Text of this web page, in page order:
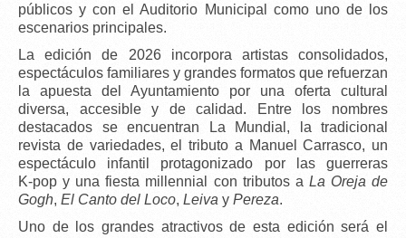
públicos y con elAuditorio Municipal
como uno de los
escenarios principales.
La edición de 2026 incorpora artistas consolidados,
espectáculos familiares y grandes formatos que refuerzan
la apuesta del Ayuntamiento por una oferta cultural
diversa, accesible y de calidad. Entre los nombres
destacados se encuentran
La Mundial , la tradicional
revista de variedades, el tributo a Manuel Carrasco, un
espectáculo infantil protagonizado por las guerreras
K‑pop y unafiesta millennial con tributos a La Oreja de
Gogh, El Canto del Loco, Leiva y Pereza.
Uno de los grandes atractivos de esta edición será el